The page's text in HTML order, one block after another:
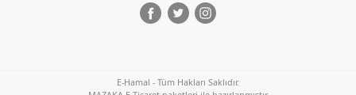
E-Hamal - Tüm Hakları Saklıdır.